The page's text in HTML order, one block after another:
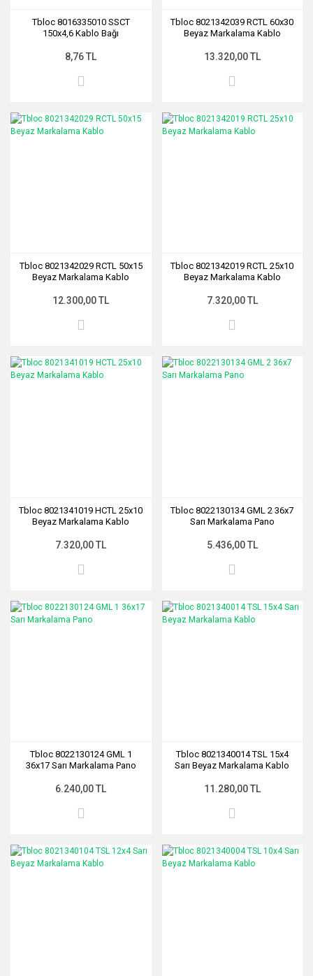
Tbloc 8016335010 SSCT
150x4,6 Kablo Bağı
8,76 TL
Tbloc 8021342039 RCTL 60x30
Beyaz Markalama Kablo
13.320,00 TL
Tbloc 8021342029 RCTL 50x15
Beyaz Markalama Kablo
12.300,00 TL
Tbloc 8021342019 RCTL 25x10
Beyaz Markalama Kablo
7.320,00 TL
Tbloc 8021341019 HCTL 25x10
Beyaz Markalama Kablo
7.320,00 TL
Tbloc 8022130134 GML 2 36x7
Sarı Markalama Pano
5.436,00 TL
Tbloc 8022130124 GML 1
36x17 Sarı Markalama Pano
6.240,00 TL
Tbloc 8021340014 TSL 15x4
Sarı Beyaz Markalama Kablo
11.280,00 TL